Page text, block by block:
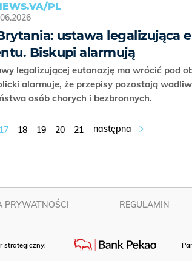
PL
ustawa legalizująca
Biskupi alarmują
legalizującej eutanazję ma wrócić pod
alarmuje, że przepisy pozostają
osób chorych i bezbronnych.
17 18 19 20 21
PRYWATNOŚCI REGULAMIN
strategiczny: